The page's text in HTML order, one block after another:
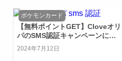
【無料ポイントGET】Cloveオリ
パのSMS認証キャンペーンにつ
いてご紹介！
2024年7月12日
ポケモンカード